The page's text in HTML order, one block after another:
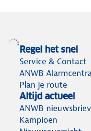
Regel het snel
Service & Contact
ANWB
Plan je route
Altijd actueel
ANWB
Kampioen